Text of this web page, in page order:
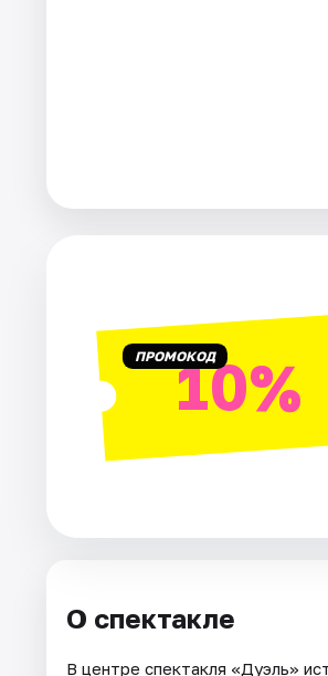
ПРОМОКОД10%
О спектакле
В центре спектакля «Дуэль»